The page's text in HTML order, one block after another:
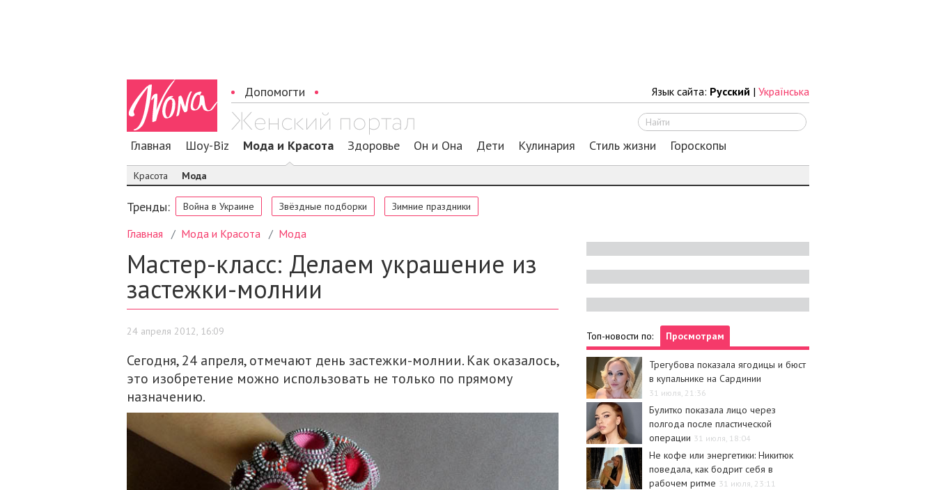
Допомогти Язык сайта: Русский | Українська
Главная Шоу-Biz Мода и Красота Здоровье Он и Она Дети Кулинария Стиль жизни Гороскопы
Красота Мода
Тренды: Война в Украине Звёздные подборки Зимние праздники
Главная Мода и Красота Мода
Мастер-класс: Делаем украшение из
застежки-молнии
24 апреля 2012, 16:09
Сегодня, 24 апреля, отмечают день застежки-молнии. Как оказалось,
это изобретение можно использовать не только по прямому
назначению.
Топ-новости по: Просмотрам
Трегубова показала ягодицы и бюст
в купальнике на Сардинии
31 июля, 21:36
Булитко показала лицо через
полгода после пластической
операции 31 июля, 18:04
Не кофе или энергетики: Никитюк
поведала, как бодрит себя в
рабочем ритме 31 июля, 23:11